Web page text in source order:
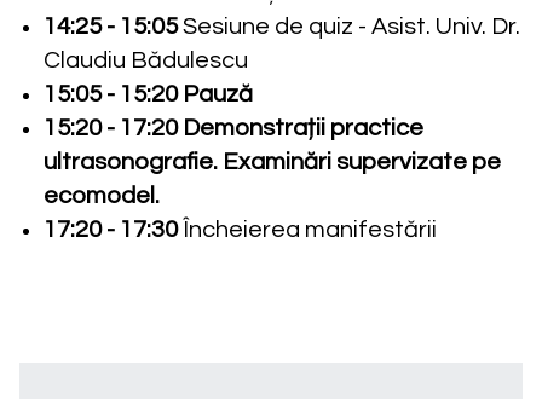
14:25 - 15:05Sesiune de quiz - Asist. Univ. Dr.
Claudiu Bădulescu
15:05 - 15:20 Pauză
15:20 - 17:20 Demonstrații practice
ultrasonografie. Examinări supervizate pe
ecomodel.
17:20 - 17:30Încheierea manifestării